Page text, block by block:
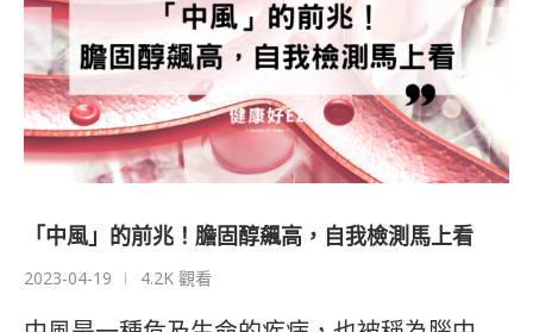
「中風」的前兆！膽固醇飆高，自我檢測馬上看
2023-04-19 4.2K 觀看